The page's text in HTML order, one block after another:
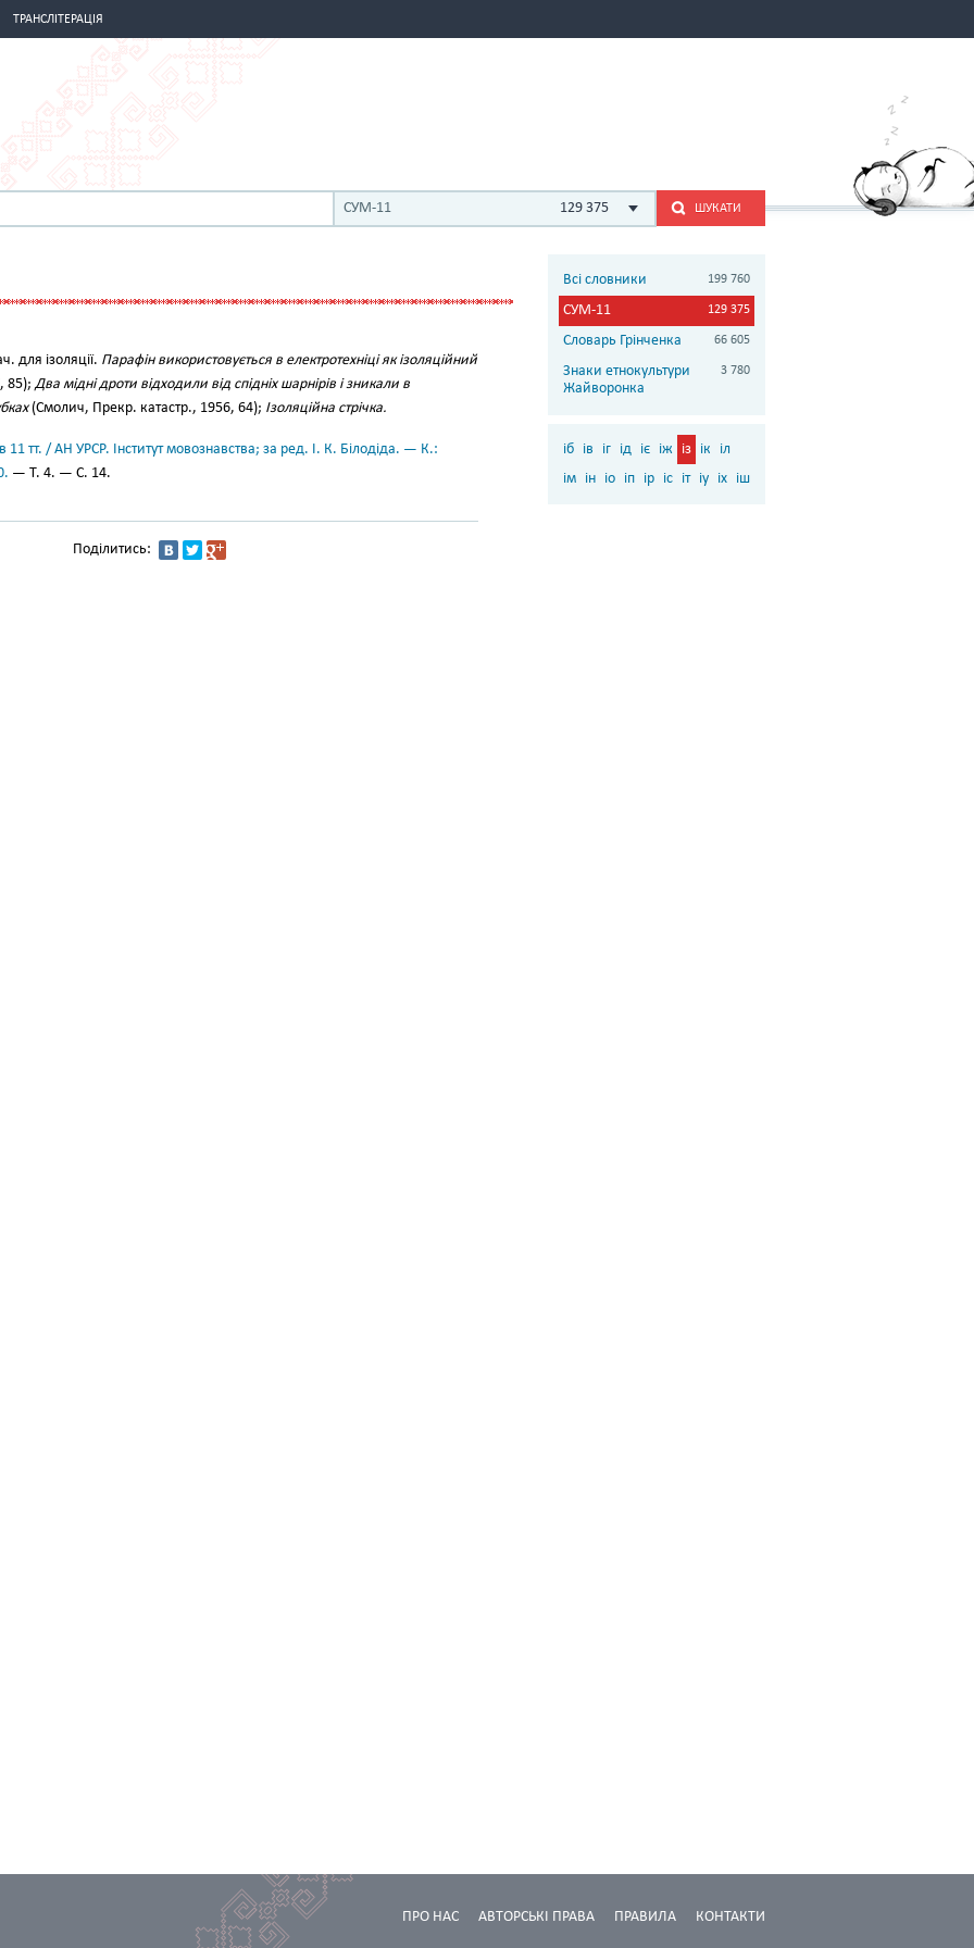
ТРАНСЛІТЕРАЦІЯ
СУМ-11 129 375 ШУКАТИ
для ізоляції. Парафін використовується в електротехніці як ізоляційний
85);Два мідні дроти відходили від спідніх шарнірів і зникали в
(Смолич, Прекр. катастр., 1956, 64); Ізоляційна стрічка.
11 тт. / АН УРСР. Інститут мовознавства; за ред. І. К. Білодіда. — К.:
— Т. 4. — С. 14.
Поділитись:
Всі словники 199 760
СУМ-11 129 375
Словарь Грінченка 66 605
Знаки етнокультури
Жайворонка
3 780
іб ів іг ід іє іж із ік
іл
ім ін іо іп ір іс іт іу іх іш
КОНТАКТИ
ПРАВИЛА
АВТОРСЬКІ ПРАВА
ПРО НАС